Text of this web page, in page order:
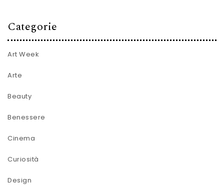
Categorie
Art Week
Arte
Beauty
Benessere
Cinema
Curiosità
Design